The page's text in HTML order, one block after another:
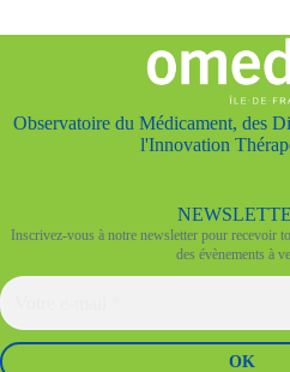
Observatoire du Médicament, des
l'Innovation
Inscrivez-vous à notre newsletter pour recevoir
des évènements à